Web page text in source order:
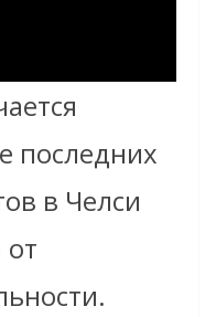
последних
в Челси
от